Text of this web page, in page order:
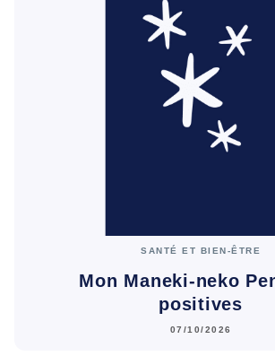
SANTÉ ET BIEN-ÊTRE
Mon Maneki-neko
positives
07/10/2026